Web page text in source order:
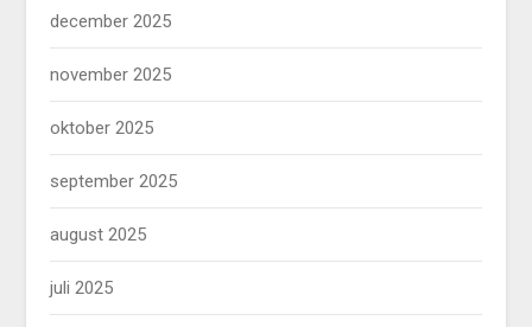
december 2025
november 2025
oktober 2025
september 2025
august 2025
juli 2025